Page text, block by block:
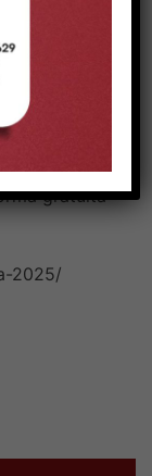
A
e as
gratuita
2025/